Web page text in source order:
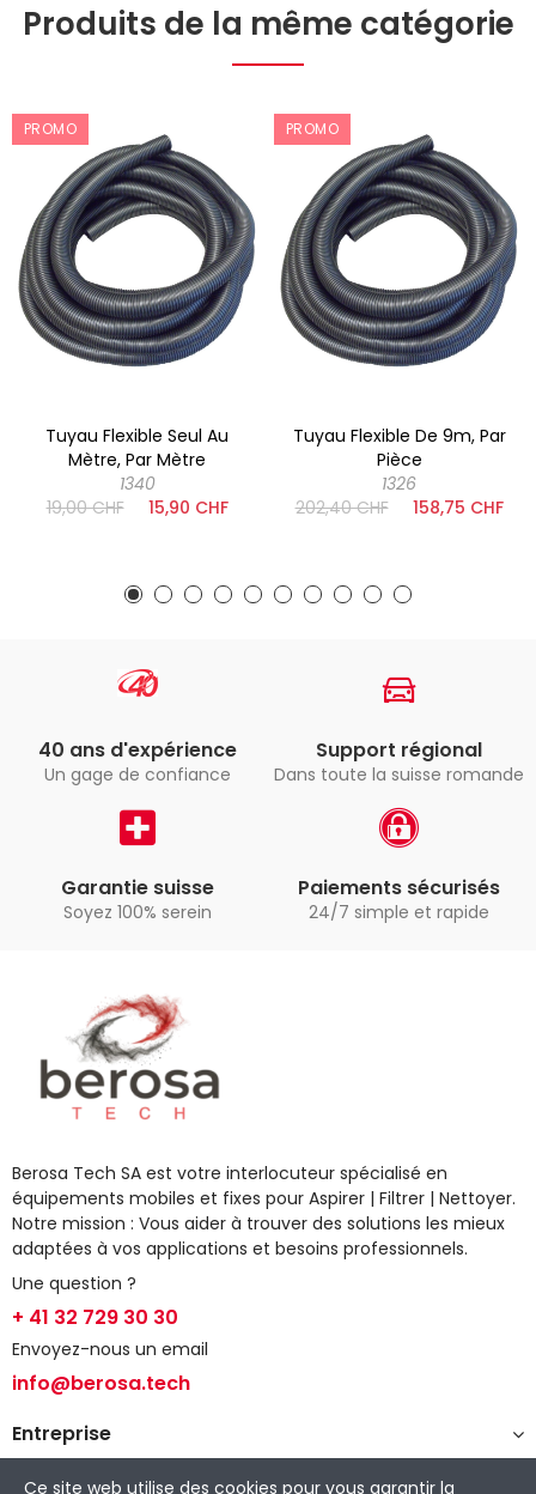
Produits de la même catégorie
PROMO
Tuyau Flexible Seul Au
Mètre, Par Mètre
1340
19,00 CHF
15,90 CHF
PROMO
Tuyau Flexible De 9m, Par
Pièce
1326
202,40 CHF
158,75 CHF
40 ans d'expérience
Un gage de confiance
Support régional
Dans toute la suisse romande
Garantie suisse
Soyez 100% serein
Paiements sécurisés
24/7 simple et rapide
Berosa Tech SA est votre interlocuteur spécialisé en
équipements mobiles et fixes pour Aspirer | Filtrer | Nettoyer.
Notre mission : Vous aider à trouver des solutions les mieux
adaptées à vos applications et besoins professionnels.
Une question ?
+ 41 32 729 30 30
Envoyez-nous un email
info@berosa.tech
Entreprise
Espace client
Ce site web utilise des cookies pour vous garantir la